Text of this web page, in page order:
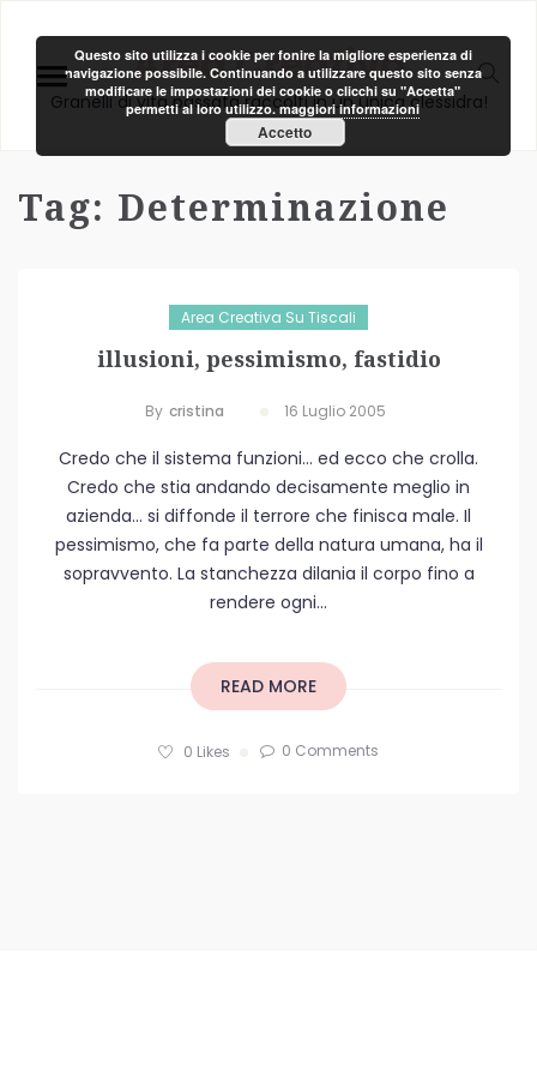
Area Creativa
Granelli di vita passata raccolti in un unica clessidra!
Tag: Determinazione
Area Creativa Su Tiscali
illusioni, pessimismo, fastidio
By Cristina 16 Luglio 2005
Credo che il sistema funzioni… ed ecco che crolla.
Credo che stia andando decisamente meglio in
azienda… si diffonde il terrore che finisca male. Il
pessimismo, che fa parte della natura umana, ha il
sopravvento. La stanchezza dilania il corpo fino a
rendere ogni...
READ MORE
0 Likes 0 Comments
Questo sito utilizza i cookie per fonire la migliore esperienza di
navigazione possibile. Continuando a utilizzare questo sito senza
modificare le impostazioni dei cookie o clicchi su "Accetta"
permetti al loro utilizzo.maggiori informazioni
Accetto